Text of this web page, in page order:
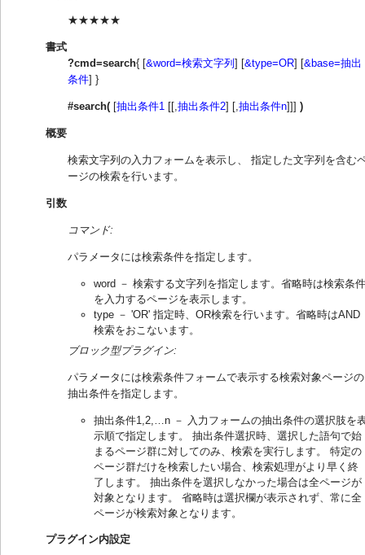
★★★★★
書式
?cmd=search{ [&word=検索文字列 ] [&type=OR] [&base=抽出
条件] }
#search([抽出条件1 [[, 抽出条件2] [, 抽出条件n]]] )
概要
検索文字列の入力フォームを表示し、 指定した文字列を含む
ージの検索を行います。
引数
コマンド:
パラメータには検索条件を指定します。
word － 検索する文字列を指定します。省略時は検索条件
を入力するページを表示します。
type － 'OR' 指定時、OR検索を行います。省略時はAND
検索をおこないます。
ブロック型プラグイン:
パラメータには検索条件フォームで表示する検索対象ページの
抽出条件を指定します。
抽出条件1,2,…n － 入力フォームの抽出条件の選択肢を
示順で指定します。 抽出条件選択時、選択した語句で始
まるページ群に対してのみ、検索を実行します。 特定の
ページ群だけを検索したい場合、検索処理がより早く終
了します。 抽出条件を選択しなかった場合は全ページが
対象となります。 省略時は選択欄が表示されず、常に全
ページが検索対象となります。
プラグイン内設定